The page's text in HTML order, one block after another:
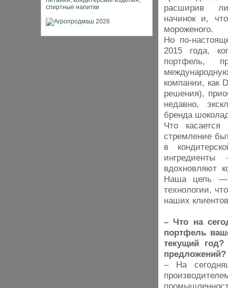
расширив
начинок и,
мороженого.
Но по-
2015 года,
портфель,
компании, как
решения),
недавно,
бренда
Что
стремление
в
вдохновляют
Наша цель —
технологии,
наших
– Что на
портфель
текущий
предложений?
– На